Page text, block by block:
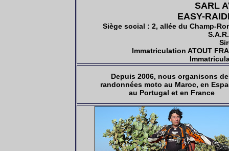
SARL
EASY-
Siège social : 2, allée du Champ-
Immatriculation ATOUT
Depuis 2006, nous organisons
randonnées moto au Maroc, en
au Portugal et en France